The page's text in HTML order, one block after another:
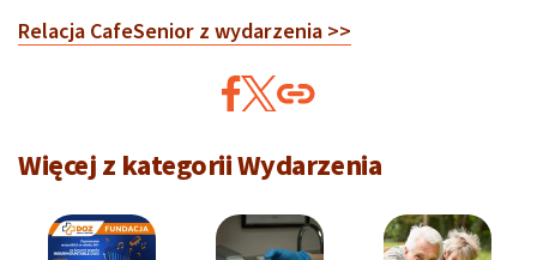
Relacja CafeSenior z wydarzenia >>
Więcej z kategorii Wydarzenia